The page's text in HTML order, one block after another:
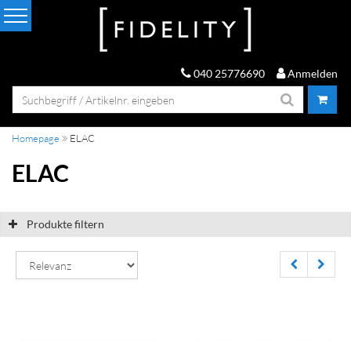
040 25776690 Anmelden
Homepage ELAC
ELAC
Produkte filtern